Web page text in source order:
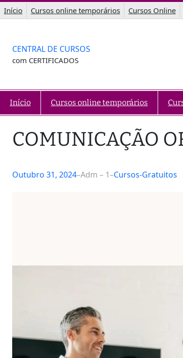
Saltar
para
Início Cursos online temporários Cursos Online
CENTRAL DE CURSOS
com CERTIFICADOS
Início Cursos online temporários
COMUNICAÇÃO
Outubro 31, 2024–Adm – 1–Cursos-Gratuitos